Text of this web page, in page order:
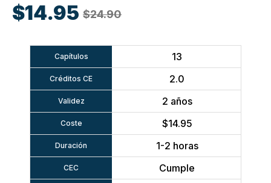
$14.95 $24.90
Capítulos 13
Créditos CE 2.0
Validez 2 años
Coste $14.95
Duración 1-2 horas
CEC Cumple